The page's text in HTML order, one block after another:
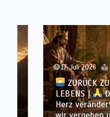
17. Juli 2026 9
ZURÜCK ZUR
LEBENS |
Das
Herz verändert |